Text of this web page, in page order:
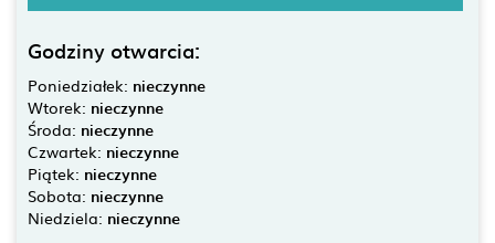
Godziny otwarcia:
Poniedziałek: nieczynne
Wtorek: nieczynne
Środa: nieczynne
Czwartek: nieczynne
Piątek: nieczynne
Sobota: nieczynne
Niedziela: nieczynne